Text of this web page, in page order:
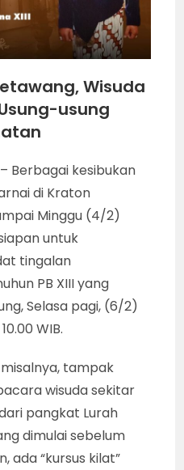
Wisuda
usung
– Berbagai kesibukan
di Kraton
Minggu (4/2)
untuk
tingalan
PB XIII yang
Selasa pagi, (6/2)
WIB.
tampak
wisuda sekitar
pangkat Lurah
dimulai sebelum
ada “kursus kilat”